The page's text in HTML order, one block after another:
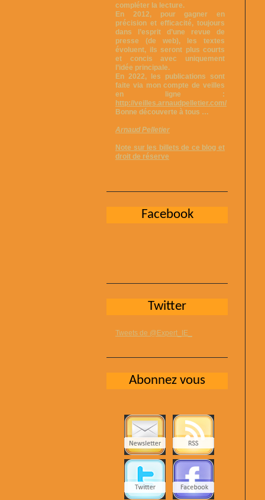
compléter la lecture.
En 2012, pour gagner en
précision et efficacité, toujours
dans l’esprit d’une revue de
presse (de web), les textes
évoluent, ils seront plus courts
et concis avec uniquement
l’idée principale.
En 2022, les publications sont
faite via mon compte de veilles
en ligne :
http://veilles.arnaudpelletier.com/
Bonne découverte à tous …
Arnaud Pelletier
Note sur les billets de ce blog et
droit de réserve
Facebook
Twitter
Tweets de @Expert_IE_
Abonnez vous